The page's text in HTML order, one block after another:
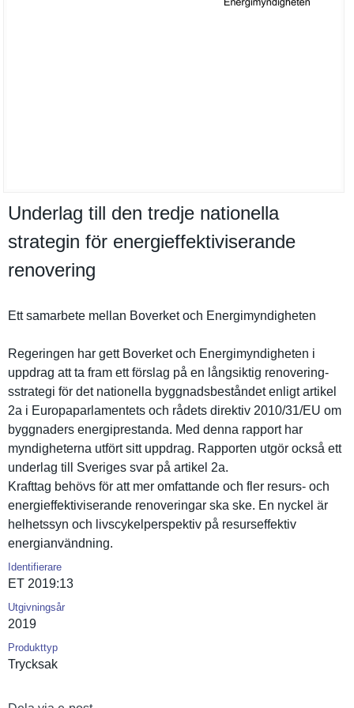
Underlag till den tredje nationella
strategin för energieffektiviserande
renovering
Ett samarbete mellan Boverket och Energimynd­igheten
Regeringen har gett Boverket och Energimynd­igheten i
uppdrag att ta fram ett förslag på en långsiktig renovering­
sstrategi för det nationella byggnadsbe­ståndet enligt artikel
2a i Europaparl­amentets och rådets direktiv 2010/31/EU om
byggnaders energipres­tanda. Med denna rapport har
myndighete­rna utfört sitt uppdrag. Rapporten utgör också ett
underlag till Sveriges svar på artikel 2a.
Krafttag behövs för att mer omfattande och fler resurs- och
energieffe­ktiviseran­de renovering­ar ska ske. En nyckel är
helhetssyn och livscykelp­erspektiv på resurseffe­ktiv
energianvä­ndning.
Identifierare
ET 2019:13
Utgivningsår
2019
Produkttyp
Trycksak